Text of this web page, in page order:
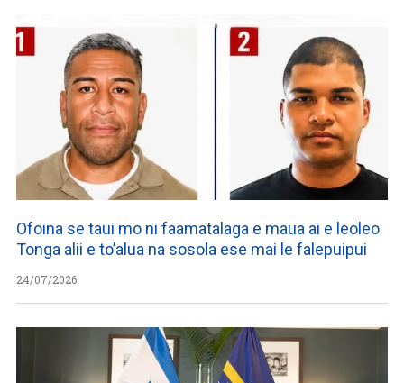
Ofoina se taui mo ni faamatalaga e maua ai e leoleo
Tonga alii e to’alua na sosola ese mai le falepuipui
24/07/2026